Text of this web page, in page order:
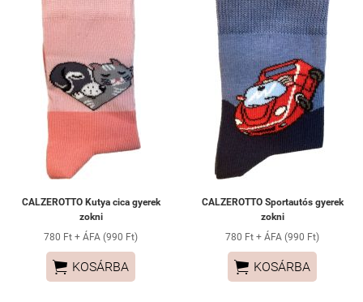
CALZEROTTO Kutya cica gyerek
zokni
780 Ft + ÁFA (990 Ft)
 KOSÁRBA
CALZEROTTO Sportautós gyerek
zokni
780 Ft + ÁFA (990 Ft)
 KOSÁRBA